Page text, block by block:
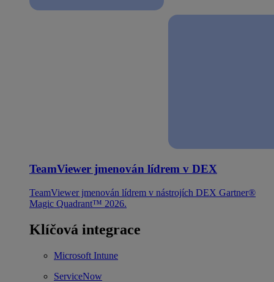
TeamViewer jmenován lídrem v DEX
TeamViewer jmenován lídrem v nástrojích DEX Gartner®
Magic Quadrant™ 2026.
Klíčová integrace
Microsoft Intune
ServiceNow